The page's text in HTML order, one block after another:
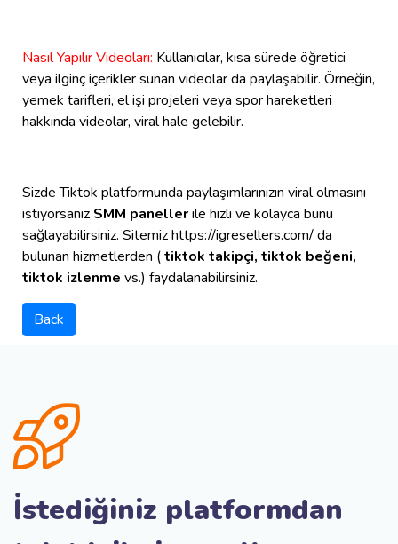
Nasıl Yapılır Videoları: Kullanıcılar, kısa sürede öğretici
veya ilginç içerikler sunan videolar da paylaşabilir. Örneğin,
yemek tarifleri, el işi projeleri veya spor hareketleri
hakkında videolar, viral hale gelebilir.
Sizde Tiktok platformunda paylaşımlarınızın viral olmasını
istiyorsanız SMM panellerile hızlı ve kolayca bunu
sağlayabilirsiniz. Sitemiz https://igresellers.com/ da
bulunan hizmetlerden (tiktok takipçi, tiktok beğeni,
tiktok izlenme vs.) faydalanabilirsiniz.
Back
İstediğiniz platformdan